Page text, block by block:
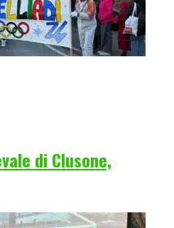
di Clusone,